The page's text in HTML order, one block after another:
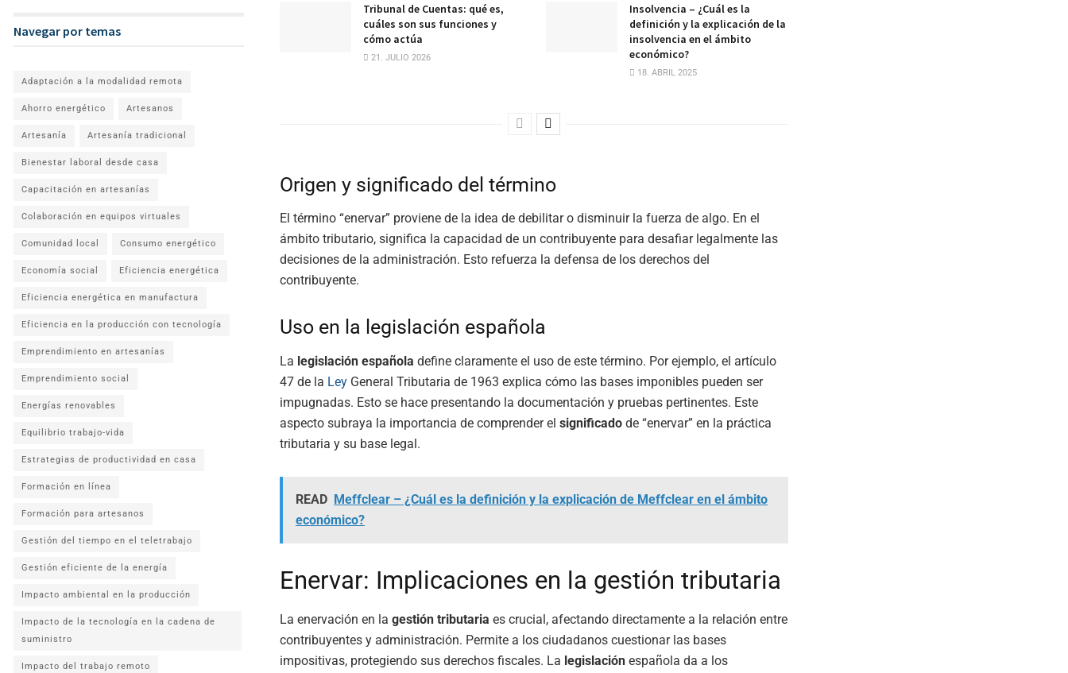
Tribunal de Cuentas: qué es,
cuáles son sus funciones y
cómo actúa
21. JULIO 2026
Insolvencia – ¿Cuál es la
definición y la explicación de la
insolvencia en el ámbito
económico?
18. ABRIL 2025
Origen y significado del término
El término “enervar” proviene de la idea de debilitar o disminuir la fuerza de algo. En el
ámbito tributario, significa la capacidad de un contribuyente para desafiar legalmente las
decisiones de la administración. Esto refuerza la defensa de los derechos del
contribuyente.
Uso en la legislación española
La legislación española define claramente el uso de este término. Por ejemplo, el artículo
47 de la Ley General Tributaria de 1963 explica cómo las bases imponibles pueden ser
impugnadas. Esto se hace presentando la documentación y pruebas pertinentes. Este
aspecto subraya la importancia de comprender el significado de “enervar” en la práctica
tributaria y su base legal.
READ Meffclear – ¿Cuál es la definición y la explicación de Meffclear en el ámbito
económico?
Enervar: Implicaciones en la gestión tributaria
La enervación en la gestión tributaria es crucial, afectando directamente a la relación entre
contribuyentes y administración. Permite a los ciudadanos cuestionar las bases
impositivas, protegiendo sus derechos fiscales. La legislación española da a los
Navegar por temas
Adaptación a la modalidad remota
Ahorro energético Artesanos
Artesanía Artesanía tradicional
Bienestar laboral desde casa
Capacitación en artesanías
Colaboración en equipos virtuales
Comunidad local Consumo energético
Economía social Eficiencia energética
Eficiencia energética en manufactura
Eficiencia en la producción con tecnología
Emprendimiento en artesanías
Emprendimiento social
Energías renovables
Equilibrio trabajo-vida
Estrategias de productividad en casa
Formación en línea
Formación para artesanos
Gestión del tiempo en el teletrabajo
Gestión eficiente de la energía
Impacto ambiental en la producción
Impacto de la tecnología en la cadena de
suministro
Impacto del trabajo remoto